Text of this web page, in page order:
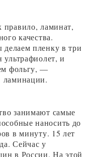
правило, ламинат,
качества.
пленку в три
и
фольгу, —
ламинации.
занимают самые
наносить до
в минуту. 15 лет
Сейчас у
в России. На этой